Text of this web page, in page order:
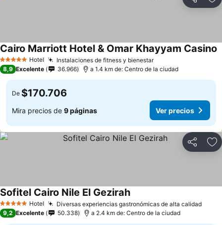
Compartir
5 Estrellas Hotel Instalaciones de fitness y bienestar
Cairo Marriott Hotel & Omar Khayyam Casino
8,9 Excelente 36.966 a 1.4 km de: Centro de la ciudad
De $170.706
Mira precios de 9 páginas Ver precios
Compartir
5 Estrellas Hotel Diversas experiencias gastronómicas de alta calidad
Sofitel Cairo Nile El Gezirah
9,2 Excelente 50.338 a 2.4 km de: Centro de la ciudad